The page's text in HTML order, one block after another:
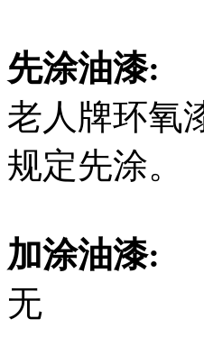
先涂油漆:
老人牌环氧
规定先涂。
加涂油漆:
无